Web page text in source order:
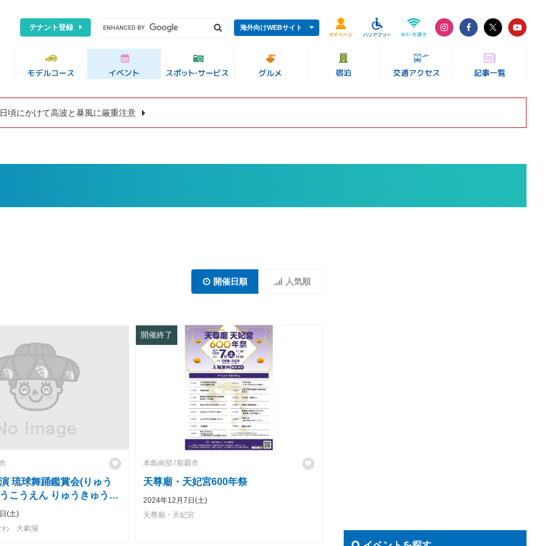
テナント登録 海外向けWEBサイト
頃にかけて高波と暴風に厳重注意
開催日順 人気順
琉球舞踊鑑賞会(りゅう
こうえん りゅうきゅうぶ
うかい)
(土)
わ 大劇場
開催終了
本島南部 那覇市
天尊廟・天妃宮600年祭
2024年12月7日(土)
天尊廟・天妃宮